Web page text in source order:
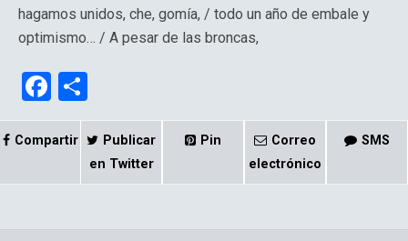
hagamos unidos, che, gomía, / todo un año de embale y
optimismo… / A pesar de las broncas,
F
a
ce
o
m
p
Compartir
Publicar
en Twitter
Pin
Correo
electrónico
SMS